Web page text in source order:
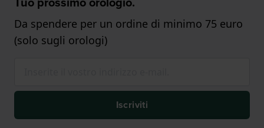
Da spendere per un ordine di minimo 75 euro
(solo sugli orologi)
Iscriviti